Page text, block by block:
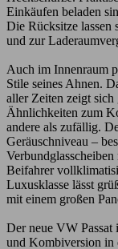
Einkäufen beladen
Die Rücksitze lassen
und zur
Auch im Innenraum
Stile seines Ahnen.
aller Zeiten zeigt
Ähnlichkeiten zum
andere als zufällig.
Geräuschniveau –
Beifahrer
Luxusklasse lässt
mit einem großen
Der neue VW Passat
und Kombiversion in